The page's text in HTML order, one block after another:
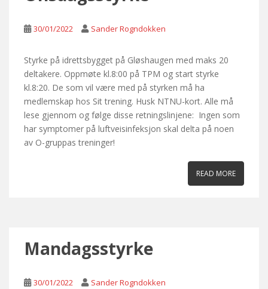
30/01/2022 Sander Rogndokken
Styrke på idrettsbygget på Gløshaugen med maks 20
deltakere. Oppmøte kl.8:00 på TPM og start styrke
kl.8:20. De som vil være med på styrken må ha
medlemskap hos Sit trening. Husk NTNU-kort. Alle må
lese gjennom og følge disse retningslinjene: Ingen som
har symptomer på luftveisinfeksjon skal delta på noen
av O-gruppas treninger!
READ MORE
Mandagsstyrke
30/01/2022 Sander Rogndokken